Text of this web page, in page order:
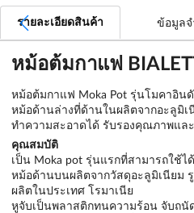
รายละเอียดสินค้า ข้อมูลจ
หม้อต้มกาแฟ
หม้อต้มกาแฟ Moka Pot รุ่นโมคาอิน
หม้อด้านล่างที่ด้านในผลิตจากอะลูมิเ
ทำความสะอาดได้ รับรองคุณภาพแล
คุณสมบัติ
เป็น Moka pot รุ่นแรกที่สามารถใช้ไ
หม้อด้านบนผลิตจากวัสดุอะลูมิเนียม
ผลิตในประเทศ โรมาเนีย
หูจับเป็นพลาสติกทนความร้อน จับถนั